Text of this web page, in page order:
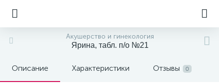
Акушерство и гинекология
Ярина, табл. п/о №21
Описание Характеристики Отзывы 0